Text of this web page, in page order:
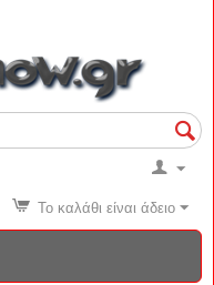
Το καλάθι είναι άδειο